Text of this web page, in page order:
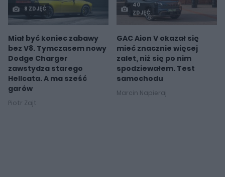
8 ZDJĘĆ
Miał być koniec zabawy
bez V8. Tymczasem nowy
Dodge Charger
zawstydza starego
Hellcata. A ma sześć
garów
Piotr Zajt
40
ZDJĘĆ
GAC Aion V okazał się
mieć znacznie więcej
zalet, niż się po nim
spodziewałem. Test
samochodu
Marcin Napieraj